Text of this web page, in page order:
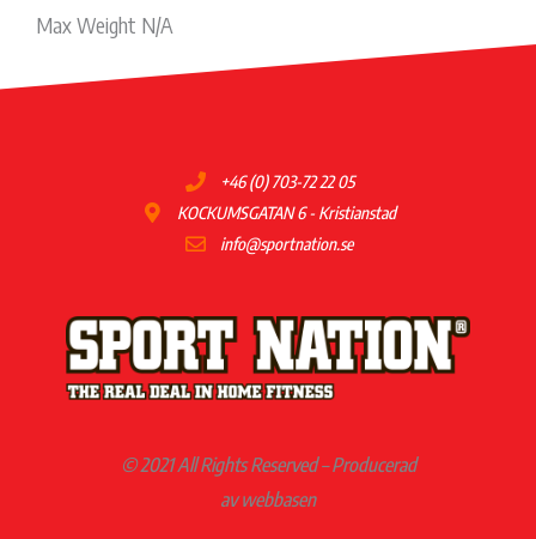
Max Weight N/A
+46 (0) 703-72 22 05
KOCKUMSGATAN 6 - Kristianstad
info@sportnation.se
© 2021 All Rights Reserved – Producerad
av webbasen